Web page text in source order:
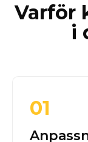
Varför
i
01